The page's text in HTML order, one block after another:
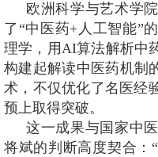
欧洲科学与艺术学
了“中医药+人工智能”
理学，用AI算法解析中
构建起解读中医药机制
术，不仅优化了名医经
预上取得突破。
这一成果与国家中
将斌的判断高度契合：